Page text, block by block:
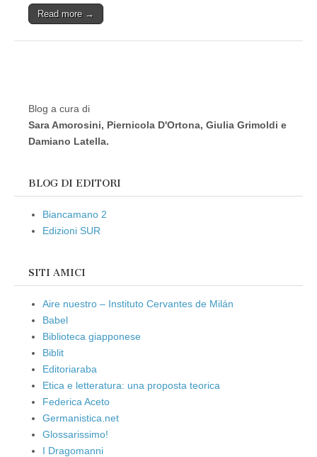
Read more →
Blog a cura di
Sara Amorosini, Piernicola D'Ortona, Giulia Grimoldi e
Damiano Latella.
BLOG DI EDITORI
Biancamano 2
Edizioni SUR
SITI AMICI
Aire nuestro – Instituto Cervantes de Milán
Babel
Biblioteca giapponese
Biblit
Editoriaraba
Etica e letteratura: una proposta teorica
Federica Aceto
Germanistica.net
Glossarissimo!
I Dragomanni